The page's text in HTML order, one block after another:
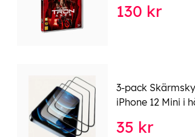
130 kr
3-pack
iPhone 12 Mini i
35 kr